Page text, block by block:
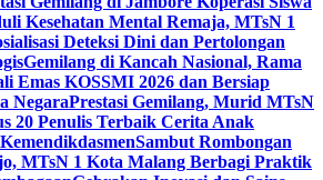
Kesehatan Mental Remaja, MTsN 1
Deteksi Dini dan Pertolongan
Gemilang di Kancah Nasional, Rama
Emas KOSSMI 2026 dan Bersiap
NegaraPrestasi Gemilang, Murid MTsN
20 Penulis Terbaik Cerita Anak
Sambut Rombongan
MTsN 1 Kota Malang Berbagi Praktik